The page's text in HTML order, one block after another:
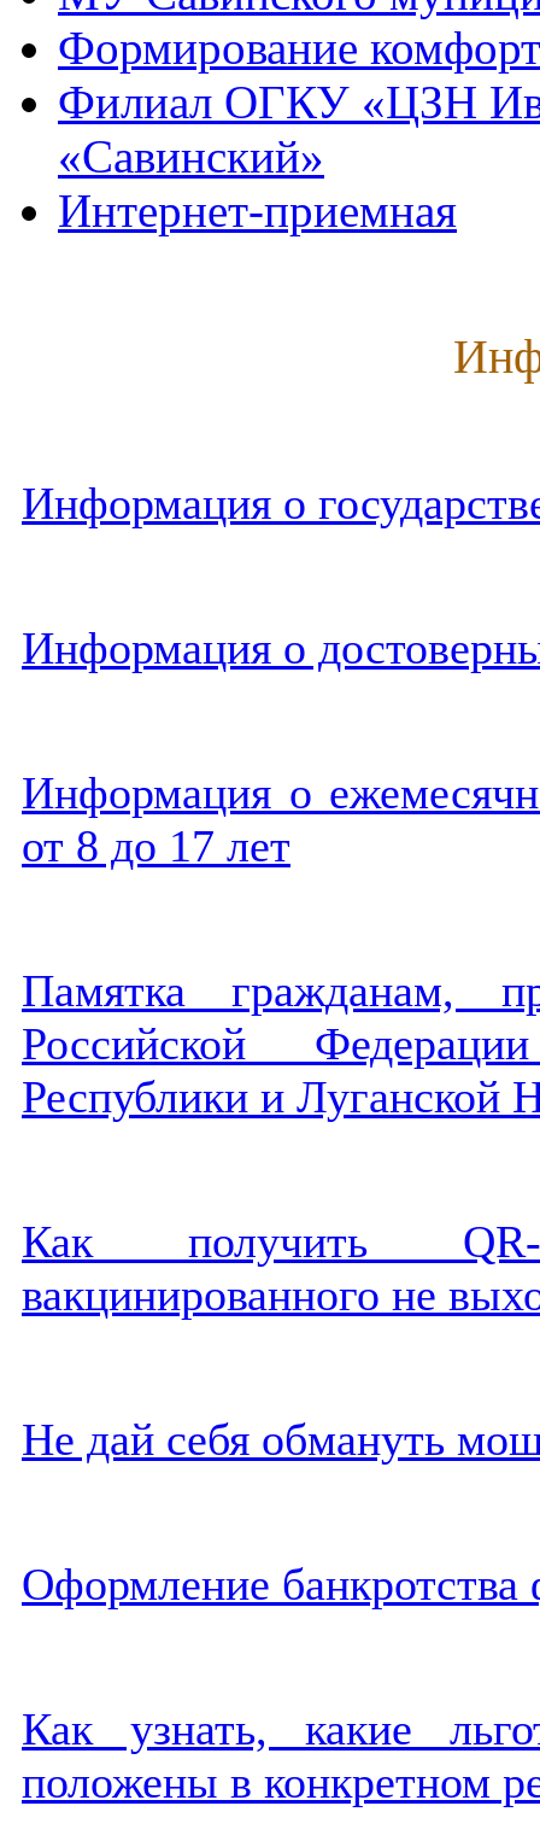
Формирование
Филиал ОГКУ «ЦЗН
«Савинский»
Интернет-приемная
Информация о
Информация о
Информация о
от 8 до 17 лет
Памятка гражданам,
Российской
Республики и Луганской
Как получить QR-
вакцинированного не
Не дай себя обмануть
Оформление банкротства
Как узнать, какие
положены в конкретном